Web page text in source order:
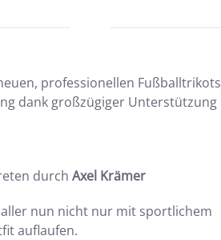
professionellen Fußballtrikots
dank großzügiger Unterstützung
durch Axel Krämer
nun nicht nur mit sportlichem
auflaufen.